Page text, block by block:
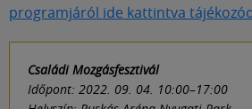
programjáról ide kattintva
Családi Mozgásfesztivál
Időpont: 2022. 09. 04. 10:00–17:00